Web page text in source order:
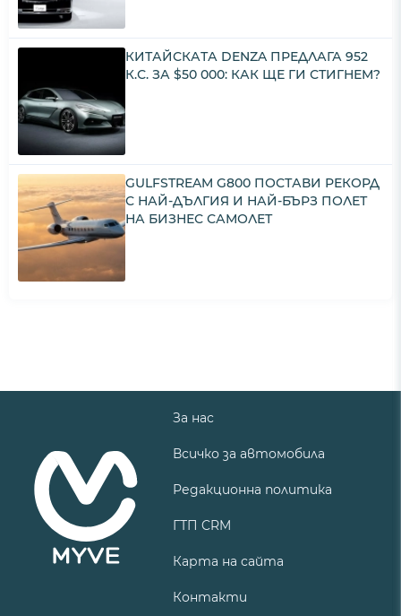
КИТАЙСКАТА DENZA ПРЕДЛАГА 952
К.С. ЗА $50 000: КАК ЩЕ ГИ СТИГНЕМ?
GULFSTREAM G800 ПОСТАВИ РЕКОРД
С НАЙ-ДЪЛГИЯ И НАЙ-БЪРЗ ПОЛЕТ
НА БИЗНЕС САМОЛЕТ
За нас
Всичко за автомобила
Редакционна политика
ГТП CRM
Карта на сайта
Контакти